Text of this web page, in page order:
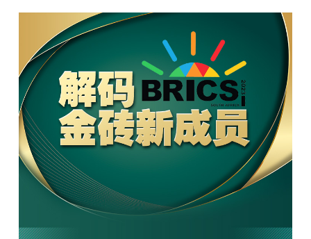
食品 人居 信息化 数字经济
学术中国 银龄
城市 旅游 能源
娱乐 时尚
公益 一带一路 亚太网 上市公司
文化产业